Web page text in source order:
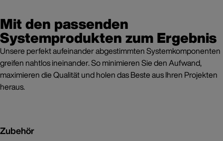
Mit den passenden
Systemprodukten zum Ergebnis
Unsere perfekt aufeinander abgestimmten Systemkomponenten
greifen nahtlos ineinander. So minimieren Sie den Aufwand,
maximieren die Qualität und holen das Beste aus Ihren Projekten
heraus.
Zubehör